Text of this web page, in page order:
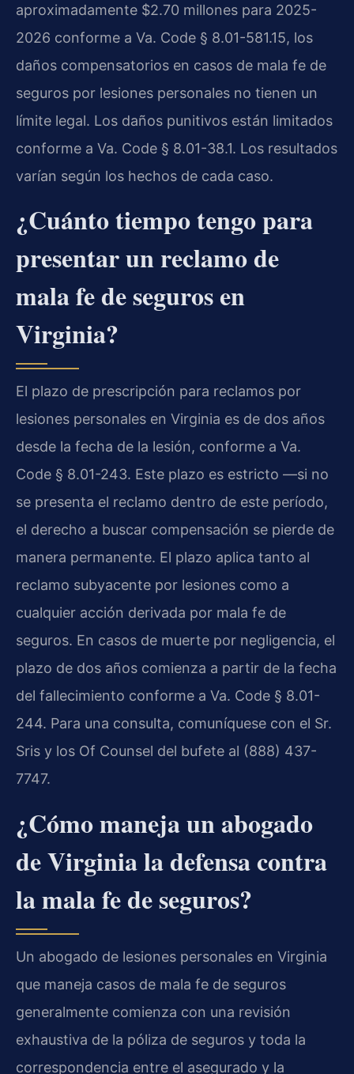
aproximadamente $2.70 millones para 2025-
2026 conforme a Va. Code § 8.01-581.15, los
daños compensatorios en casos de mala fe de
seguros por lesiones personales no tienen un
límite legal. Los daños punitivos están limitados
conforme a Va. Code § 8.01-38.1. Los resultados
varían según los hechos de cada caso.
¿Cuánto tiempo tengo para
presentar un reclamo de
mala fe de seguros en
Virginia?
El plazo de prescripción para reclamos por
lesiones personales en Virginia es de dos años
desde la fecha de la lesión, conforme a Va.
Code § 8.01-243. Este plazo es estricto —si no
se presenta el reclamo dentro de este período,
el derecho a buscar compensación se pierde de
manera permanente. El plazo aplica tanto al
reclamo subyacente por lesiones como a
cualquier acción derivada por mala fe de
seguros. En casos de muerte por negligencia, el
plazo de dos años comienza a partir de la fecha
del fallecimiento conforme a Va. Code § 8.01-
244. Para una consulta, comuníquese con el Sr.
Sris y los Of Counsel del bufete al (888) 437-
7747.
¿Cómo maneja un abogado
de Virginia la defensa contra
la mala fe de seguros?
Un abogado de lesiones personales en Virginia
que maneja casos de mala fe de seguros
generalmente comienza con una revisión
exhaustiva de la póliza de seguros y toda la
correspondencia entre el asegurado y la